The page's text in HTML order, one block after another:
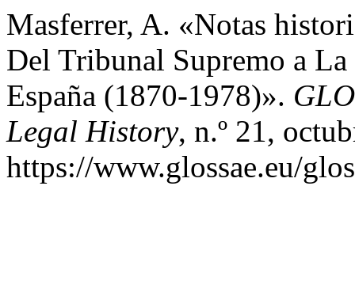
Masferrer, A. «Notas
Del Tribunal Supremo a
España (1870-1978)».
Legal History, n.º 21,
https://www.glossae.eu/